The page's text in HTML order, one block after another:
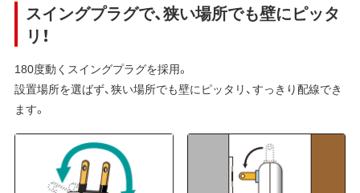
スイングプラグで、狭い場所でも壁にピッタ
リ！
180度動くスイングプラグを採用。
設置場所を選ばず、狭い場所でも壁にピッタリ、すっきり配線でき
ます。